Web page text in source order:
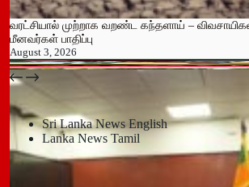
வரட்சியால் முற்றாக வறண்ட கந்தளாய் –
மீனவர்கள் பாதிப்பு
August 3, 2026
பதுளை மாநகர சபையின் NPP உறுப்பினர் திடீர்
July 14, 2026
Sri Lanka News English
Lanka News Tamil